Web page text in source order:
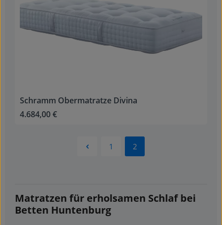
Schramm Obermatratze Divina
Regulärer Preis:
4.684,00 €
Seite
1 Seite
2
Matratzen für erholsamen Schlaf bei
Betten Huntenburg